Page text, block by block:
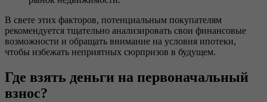
В свете этих факторов, потенциальным покупателям
рекомендуется тщательно анализировать свои финансовые
возможности и обращать внимание на условия ипотеки,
чтобы избежать неприятных сюрпризов в будущем.
Где взять деньги на первоначальный
взнос?